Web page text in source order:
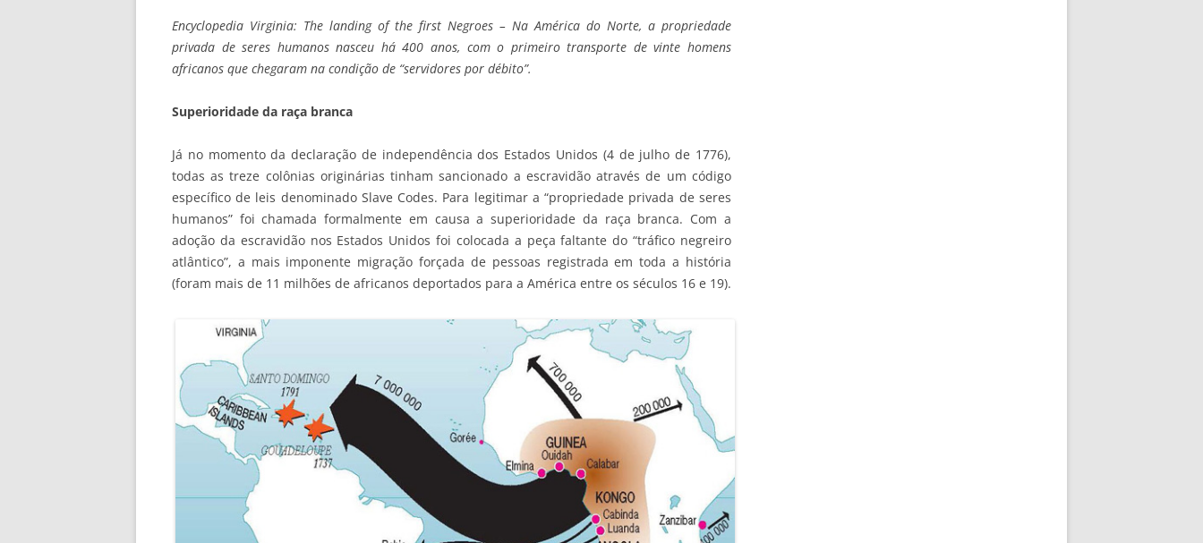
Encyclopedia Virginia: The landing of the first Negroes – Na América do Norte, a propriedade
privada de seres humanos nasceu há 400 anos, com o primeiro transporte de vinte homens
africanos que chegaram na condição de “servidores por débito”.
Superioridade da raça branca
Já no momento da declaração de independência dos Estados Unidos (4 de julho de 1776),
todas as treze colônias originárias tinham sancionado a escravidão através de um código
específico de leis denominado Slave Codes. Para legitimar a “propriedade privada de seres
humanos” foi chamada formalmente em causa a superioridade da raça branca. Com a
adoção da escravidão nos Estados Unidos foi colocada a peça faltante do “tráfico negreiro
atlântico”, a mais imponente migração forçada de pessoas registrada em toda a história
(foram mais de 11 milhões de africanos deportados para a América entre os séculos 16 e 19).